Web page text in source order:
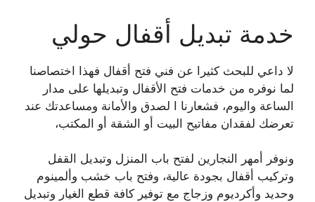
خدمة تبديل أقفال حولي
لا داعي للبحث كثيرا عن فني فتح أقفال فهذا اختصاصنا
لما نوفره من خدمات فتح الأقفال وتبديلها على مدار
الساعة واليوم، فشعارنا ا لصدق والأمانة ومساعدتك عند
تعرضك لفقدان مفاتيح البيت أو الشقة أو المكتب،
ونوفر أمهر النجارين لفتح باب المنزل وتبديل القفل
وتركيب أقفال بجودة عالية، وفتح باب خشب وألمينوم
وحديد وأكرديوم وزجاج مع توفير كافة قطع الغيار وتبديل